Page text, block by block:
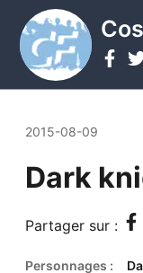
2015-08-09
Dark
Partager sur :
Personnages :